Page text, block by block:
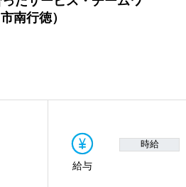
南行徳）
給与
時給